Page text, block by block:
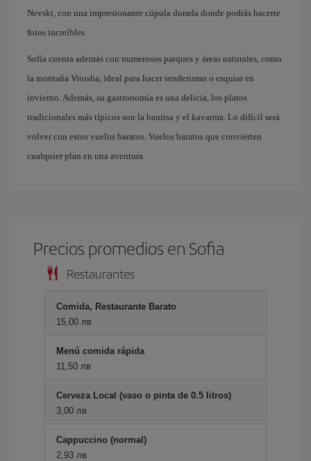
Nevski, con una impresionante cúpula dorada donde podrás hacerte
fotos increíbles .
Sofía cuenta además con numerosos parques y áreas naturales, como
la montaña Vitosha, ideal para hacer senderismo o esquiar en
invierno. Además, su gastronomía es una delicia, los platos
tradicionales más típicos son la banitsa y el kavarma. Lo difícil será
volver con estos vuelos baratos. Vuelos baratos que convierten
cualquier plan en una aventura.
Precios promedios en Sofia
Restaurantes
Comida, Restaurante Barato
15,00 лв
Menú comida rápida
11,50 лв
Cerveza Local (vaso o pinta de 0.5 litros)
3,00 лв
Cappuccino (normal)
2,93 лв